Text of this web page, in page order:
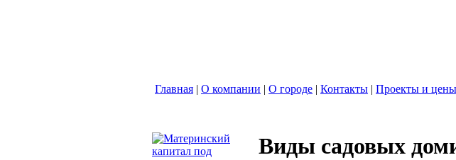
Главная | О компании | О городе | Контакты | Проекты и цены
Виды садовых